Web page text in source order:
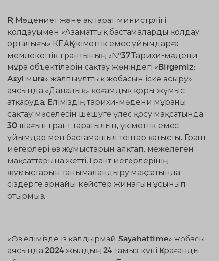
ҚР Мәдениет және ақпарат министрлігі
қолдауымен «Азаматтық бастамаларды қолдау
орталығы» КЕАҚ үкіметтік емес ұйымдарға
мемлекеттік грантының «№37.Тарихи-мәдени
мұра объектілерін сақтау жөніндегі «Birgemiz:
Asyl мura» жалпыұлттық жобасын іске асыру»
аясында «Даналық» қоғамдық қоры жұмыс
атқаруда. Еліміздің тарихи-мәдени мұраны
сақтау мәселесін шешуге үлес қосу мақсатында
30 шағын грант таратылып, үкіметтік емес
ұйымдар мен бастамашыл топтар қатысты. Грант
иегерлері өз жұмыстарын аяқтап, межелеген
мақсаттарына жетті. Грант иегерлерінің
жұмыстарын танымаландыру мақсатында
сіздерге арнайы кейстер жинағын ұсынып
отырмыз.
«Өз елімізде із қалдырмай Sayahattime» жобасы
аясында 2024 жылдың 24 тамыз күні Қарағанды